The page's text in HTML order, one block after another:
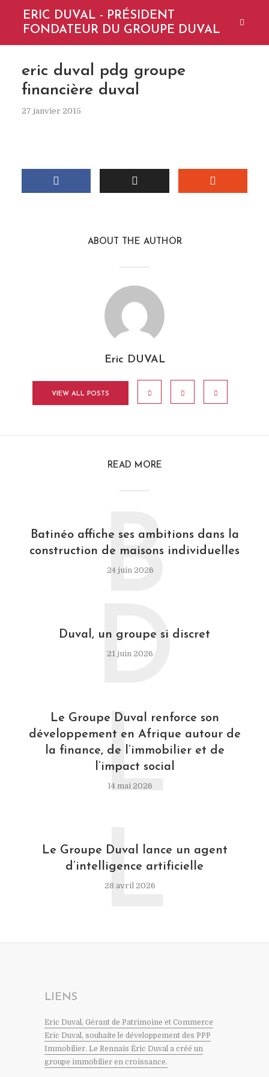
ERIC DUVAL - PRÉSIDENT
FONDATEUR DU GROUPE DUVAL
eric duval pdg groupe
financière duval
27 janvier 2015
ABOUT THE AUTHOR
Eric DUVAL
VIEW ALL POSTS
READ MORE
Batinéo affiche ses ambitions dans la
construction de maisons individuelles
24 juin 2026
B
Duval, un groupe si discret
21 juin 2026
D
Le Groupe Duval renforce son
développement en Afrique autour de
la finance, de l’immobilier et de
l’impact social
14 mai 2026
L
Le Groupe Duval lance un agent
d’intelligence artificielle
28 avril 2026
L
LIENS
Eric Duval, Gérant de Patrimoine et Commerce
Eric Duval, souhaite le développement des PPP
Immobilier. Le Rennais Éric Duval a créé un
groupe immobilier en croissance.